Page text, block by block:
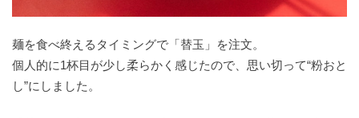
麺を食べ終えるタイミングで「替玉」を注文。
個人的に1杯目が少し柔らかく感じたので、思い切って“粉おと
し”にしました。